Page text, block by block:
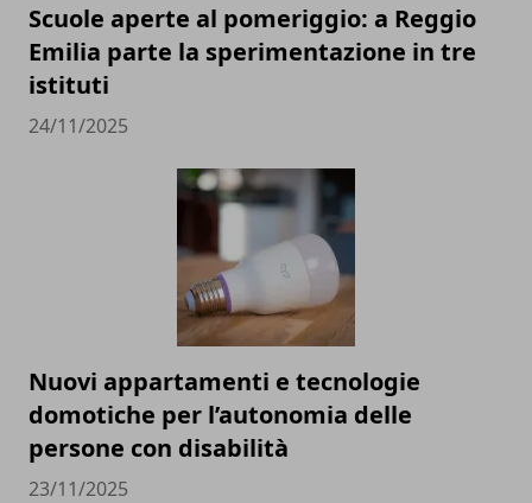
Scuole aperte al pomeriggio: a Reggio
Emilia parte la sperimentazione in tre
istituti
24/11/2025
Nuovi appartamenti e tecnologie
domotiche per l’autonomia delle
persone con disabilità
23/11/2025